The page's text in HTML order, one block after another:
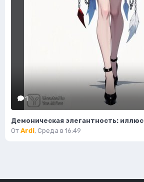
1
От Ardi, Среда в 16:49